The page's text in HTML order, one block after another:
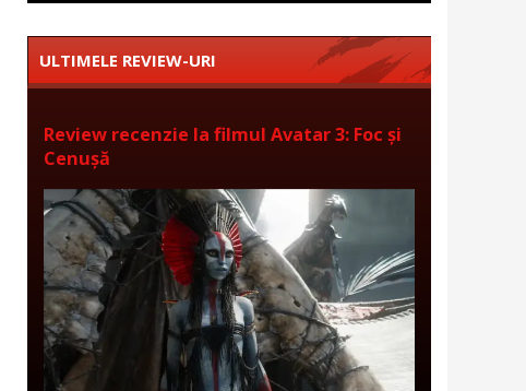
ULTIMELE REVIEW-URI
Review recenzie la filmul Avatar 3: Foc și
Cenușă